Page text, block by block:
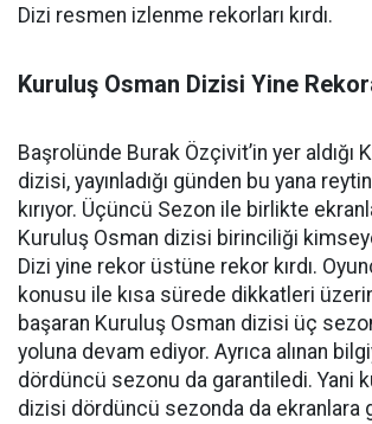
Dizi resmen izlenme rekorları kırdı.
Kuruluş Osman Dizisi Yine
Başrolünde Burak Özçivit’in yer aldığı
dizisi, yayınladığı günden bu yana
kırıyor. Üçüncü Sezon ile birlikte
Kuruluş Osman dizisi birinciliği
Dizi yine rekor üstüne rekor kırdı.
konusu ile kısa sürede dikkatleri
başaran Kuruluş Osman dizisi üç
yoluna devam ediyor. Ayrıca alınan
dördüncü sezonu da garantiledi. Yani
dizisi dördüncü sezonda da ekranlara